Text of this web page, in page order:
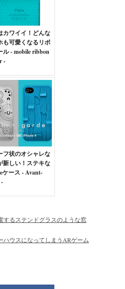
カワイイ！どんな
も可愛くなるリボ
ル - mobile ribbon
-
フ状のオシャレな
新しい！ステキな
ケース - Avant-
するステンドグラスのような窓
ハウスになってしまうARゲーム